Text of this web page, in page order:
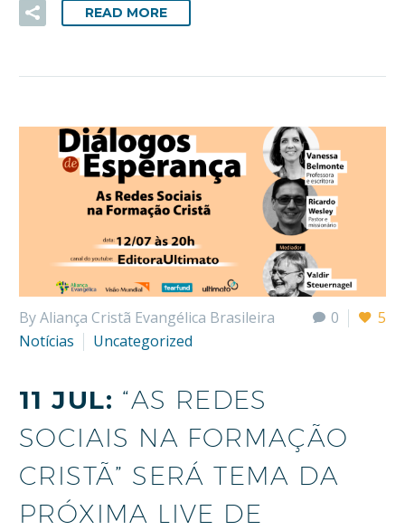
READ MORE
0 5
By Aliança Cristã Evangélica Brasileira
Notícias
Uncategorized
11 JUL: “AS REDES
SOCIAIS NA FORMAÇÃO
CRISTÃ” SERÁ TEMA DA
PRÓXIMA LIVE DE